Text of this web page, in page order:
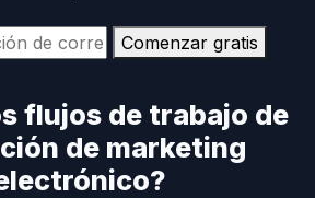
Comenzar gratis
flujos de trabajo de
de marketing